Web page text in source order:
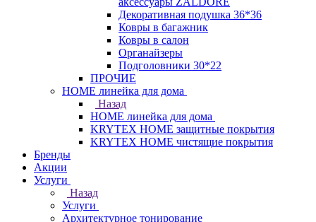
Декоративная подушка 36*36
Ковры в багажник
Ковры в салон
Органайзеры
Подголовники 30*22
ПРОЧИЕ
HOME линейка для дома
Назад
HOME линейка для дома
KRYTEX HOME защитные покрытия
KRYTEX HOME чистящие покрытия
Бренды
Акции
Услуги
Назад
Услуги
Архитектурное тонирование